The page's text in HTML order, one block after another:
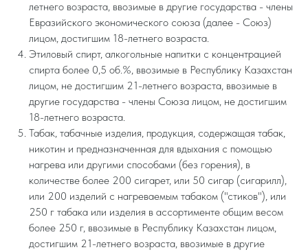
летнего возраста, ввозимые в другие государства - члены
Евразийского экономического союза (далее - Союз)
лицом, достигшим 18-летнего возраста.
Этиловый спирт, алкогольные напитки с концентрацией
спирта более 0,5 об.%, ввозимые в Республику Казахстан
лицом, не достигшим 21-летнего возраста, ввозимые в
другие государства - члены Союза лицом, не достигшим
18-летнего возраста.
Табак, табачные изделия, продукция, содержащая табак,
никотин и предназначенная для вдыхания с помощью
нагрева или другими способами (без горения), в
количестве более 200 сигарет, или 50 сигар (сигарилл),
или 200 изделий с нагреваемым табаком ("стиков"), или
250 г табака или изделия в ассортименте общим весом
более 250 г, ввозимые в Республику Казахстан лицом,
достигшим 21-летнего возраста, ввозимые в другие